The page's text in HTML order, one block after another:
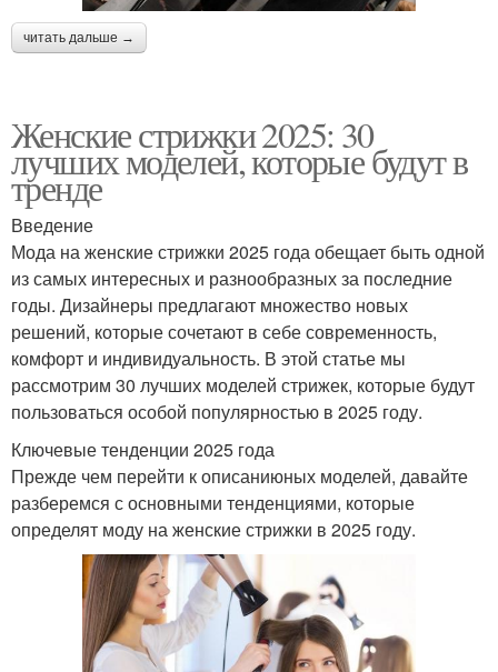
читать дальше →
Женские стрижки 2025: 30
лучших моделей, которые будут в
тренде
Введение
Мода на женские стрижки 2025 года обещает быть одной
из самых интересных и разнообразных за последние
годы. Дизайнеры предлагают множество новых
решений, которые сочетают в себе современность,
комфорт и индивидуальность. В этой статье мы
рассмотрим 30 лучших моделей стрижек, которые будут
пользоваться особой популярностью в 2025 году.
Ключевые тенденции 2025 года
Прежде чем перейти к описаниюных моделей, давайте
разберемся с основными тенденциями, которые
определят моду на женские стрижки в 2025 году.